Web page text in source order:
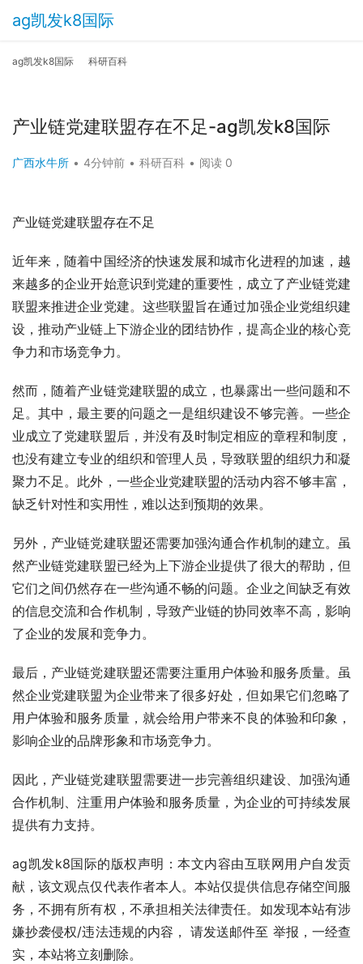
ag凯发k8国际
ag凯发k8国际 科研百科
产业链党建联盟存在不足-ag凯发k8国际
广西水牛所 • 4分钟前 • 科研百科 • 阅读 0
产业链党建联盟存在不足
近年来，随着中国经济的快速发展和城市化进程的加速，越
来越多的企业开始意识到党建的重要性，成立了产业链党建
联盟来推进企业党建。这些联盟旨在通过加强企业党组织建
设，推动产业链上下游企业的团结协作，提高企业的核心竞
争力和市场竞争力。
然而，随着产业链党建联盟的成立，也暴露出一些问题和不
足。其中，最主要的问题之一是组织建设不够完善。一些企
业成立了党建联盟后，并没有及时制定相应的章程和制度，
也没有建立专业的组织和管理人员，导致联盟的组织力和凝
聚力不足。此外，一些企业党建联盟的活动内容不够丰富，
缺乏针对性和实用性，难以达到预期的效果。
另外，产业链党建联盟还需要加强沟通合作机制的建立。虽
然产业链党建联盟已经为上下游企业提供了很大的帮助，但
它们之间仍然存在一些沟通不畅的问题。企业之间缺乏有效
的信息交流和合作机制，导致产业链的协同效率不高，影响
了企业的发展和竞争力。
最后，产业链党建联盟还需要注重用户体验和服务质量。虽
然企业党建联盟为企业带来了很多好处，但如果它们忽略了
用户体验和服务质量，就会给用户带来不良的体验和印象，
影响企业的品牌形象和市场竞争力。
因此，产业链党建联盟需要进一步完善组织建设、加强沟通
合作机制、注重用户体验和服务质量，为企业的可持续发展
提供有力支持。
ag凯发k8国际的版权声明：本文内容由互联网用户自发贡
献，该文观点仅代表作者本人。本站仅提供信息存储空间服
务，不拥有所有权，不承担相关法律责任。如发现本站有涉
嫌抄袭侵权/违法违规的内容， 请发送邮件至 举报，一经查
实，本站将立刻删除。